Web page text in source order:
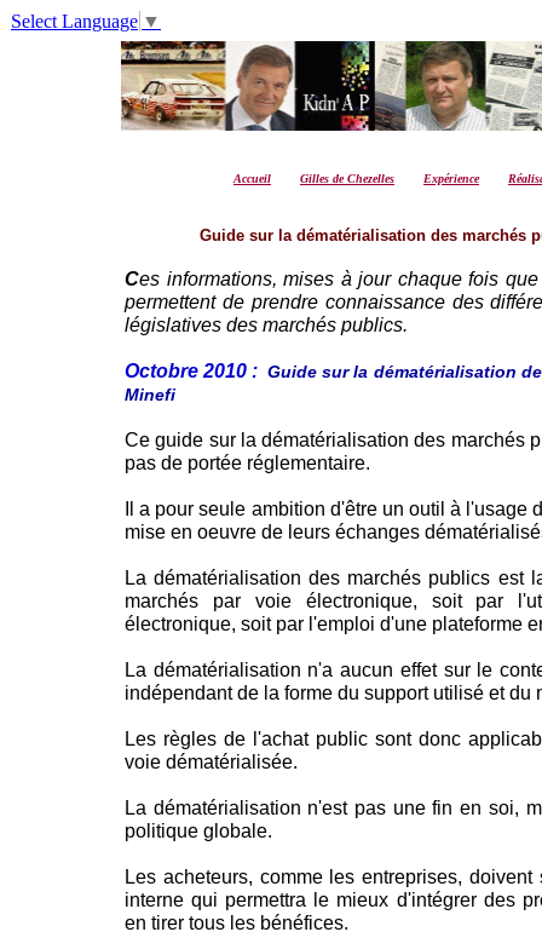
Select Language ▼
Accueil Gilles de Chezelles Expérience
Guide sur la dématérialisation des marchés
Ces informations, mises à jour chaque fois
permettent de prendre connaissance des
législatives des marchés publics.
Octobre 2010 :Guide sur la dématérialisation
Minefi
Ce guide sur la dématérialisation des marchés
pas de portée réglementaire.
Il a pour seule ambition d'être un outil à l'usage
mise en oeuvre de leurs échanges
La dématérialisation des marchés publics est
marchés par voie électronique, soit par
électronique, soit par l'emploi d'une plateforme
La dématérialisation n'a aucun effet sur le
indépendant de la forme du support utilisé et du
Les règles de l'achat public sont donc
voie dématérialisée.
La dématérialisation n'est pas une fin en soi,
politique globale.
Les acheteurs, comme les entreprises,
interne qui permettra le mieux d'intégrer des
en tirer tous les bénéfices.